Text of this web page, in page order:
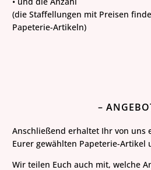
(die Staffellungen mit Preisen
Papeterie-Artikeln)
–
Anschließend erhaltet Ihr von uns
Eurer gewählten Papeterie-Artikel
Wir teilen Euch auch mit, welche